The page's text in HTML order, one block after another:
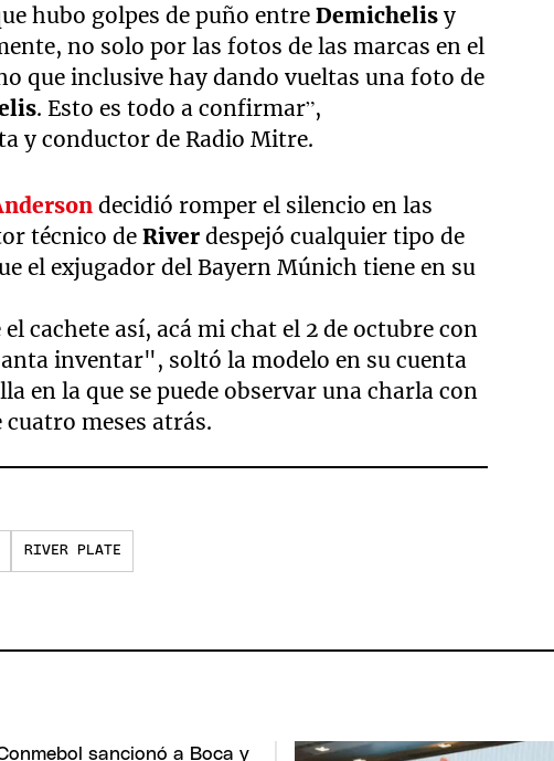
hubo golpes de puño entreDemichelisy
no solo por las fotos de las marcas en el
que inclusive hay dando vueltas una foto de
. Esto es todo a confirmar”,
y conductor de Radio Mitre.
decidió romper el silencio en las
técnico deRiverdespejó cualquier tipo de
el exjugador del Bayern Múnich tiene en su
cachete así, acá mi chat el 2 de octubre con
inventar", soltó la modelo en su cuenta
en la que se puede observar una charla con
meses atrás.
RIVER PLATE